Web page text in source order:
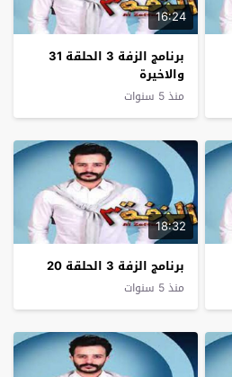
16:24
برنامج الزفة 3 الحلقة 31
والاخيرة
منذ 5 سنوات
18:32
برنامج الزفة 3 الحلقة 20
منذ 5 سنوات